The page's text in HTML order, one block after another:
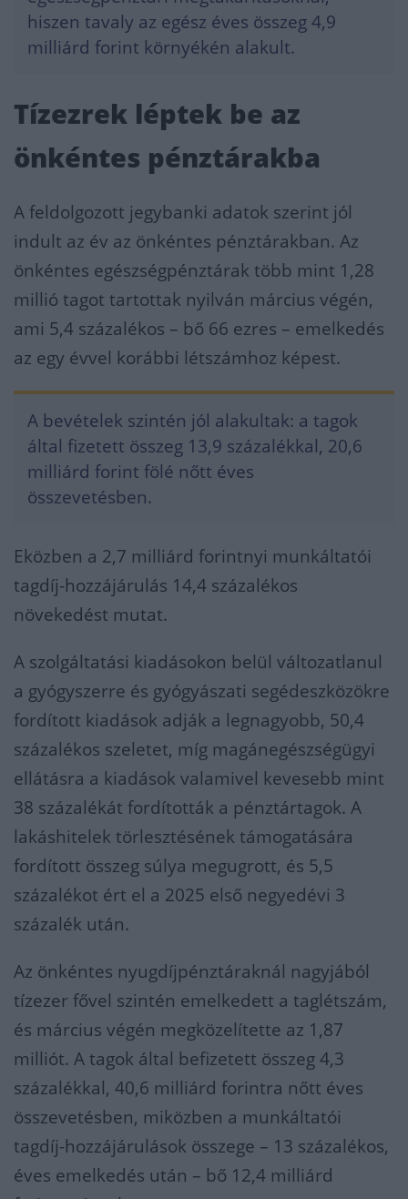
hiszen tavaly az egész éves összeg 4,9
milliárd forint környékén alakult.
Tízezrek léptek be az
önkéntes pénztárakba
A feldolgozott jegybanki adatok szerint jól
indult az év az önkéntes pénztárakban. Az
önkéntes egészségpénztárak több mint 1,28
millió tagot tartottak nyilván március végén,
ami 5,4 százalékos – bő 66 ezres – emelkedés
az egy évvel korábbi létszámhoz képest.
A bevételek szintén jól alakultak: a tagok
által fizetett összeg 13,9 százalékkal, 20,6
milliárd forint fölé nőtt éves
összevetésben.
Eközben a 2,7 milliárd forintnyi munkáltatói
tagdíj-hozzájárulás 14,4 százalékos
növekedést mutat.
A szolgáltatási kiadásokon belül változatlanul
a gyógyszerre és gyógyászati segédeszközökre
fordított kiadások adják a legnagyobb, 50,4
százalékos szeletet, míg magánegészségügyi
ellátásra a kiadások valamivel kevesebb mint
38 százalékát fordították a pénztártagok. A
lakáshitelek törlesztésének támogatására
fordított összeg súlya megugrott, és 5,5
százalékot ért el a 2025 első negyedévi 3
százalék után.
Az önkéntes nyugdíjpénztáraknál nagyjából
tízezer fővel szintén emelkedett a taglétszám,
és március végén megközelítette az 1,87
milliót. A tagok által befizetett összeg 4,3
százalékkal, 40,6 milliárd forintra nőtt éves
összevetésben, miközben a munkáltatói
tagdíj-hozzájárulások összege – 13 százalékos,
éves emelkedés után – bő 12,4 milliárd